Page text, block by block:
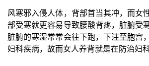
风寒邪入侵人体，背部首当其冲，而女
部受寒就更容易导致腰酸背疼，脏腑受
脏腑的寒湿常常会往下跑，下注至胞宫
妇科疾病， 故而女人养背就是在防治妇科